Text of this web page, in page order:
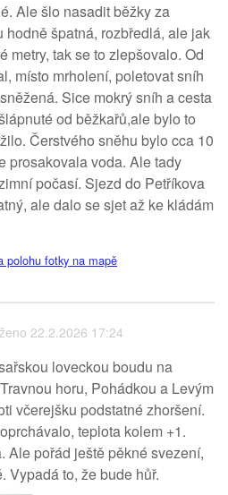
Ale šlo nasadit běžky za
hodně špatná, rozbředlá, ale jak
metry, tak se to zlepšovalo. Od
místo mrholení, poletovat sníh
Sice mokrý sníh a cesta
od běžkařů,ale bylo to
Čerstvého sněhu bylo cca 10
prosakovala voda. Ale tady
počasí. Sjezd do Petříkova
ale dalo se sjet až ke kládám
polohu fotky na mapě
22.2.2026 17:24
loveckou boudu na
horu, Pohádkou a Levým
včerejšku podstatné zhoršení.
teplota kolem +1.
Ale pořád ještě pěkné svezení,
Vypadá to, že bude hůř.